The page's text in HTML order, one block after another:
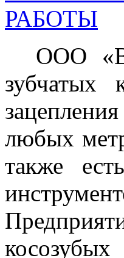
ООО
зубчатых
любых
также